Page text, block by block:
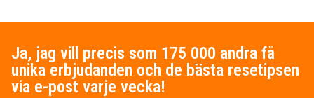
Ja, jag vill precis som 175 000 andra få
unika erbjudanden och de bästa resetipsen
via e-post varje vecka!